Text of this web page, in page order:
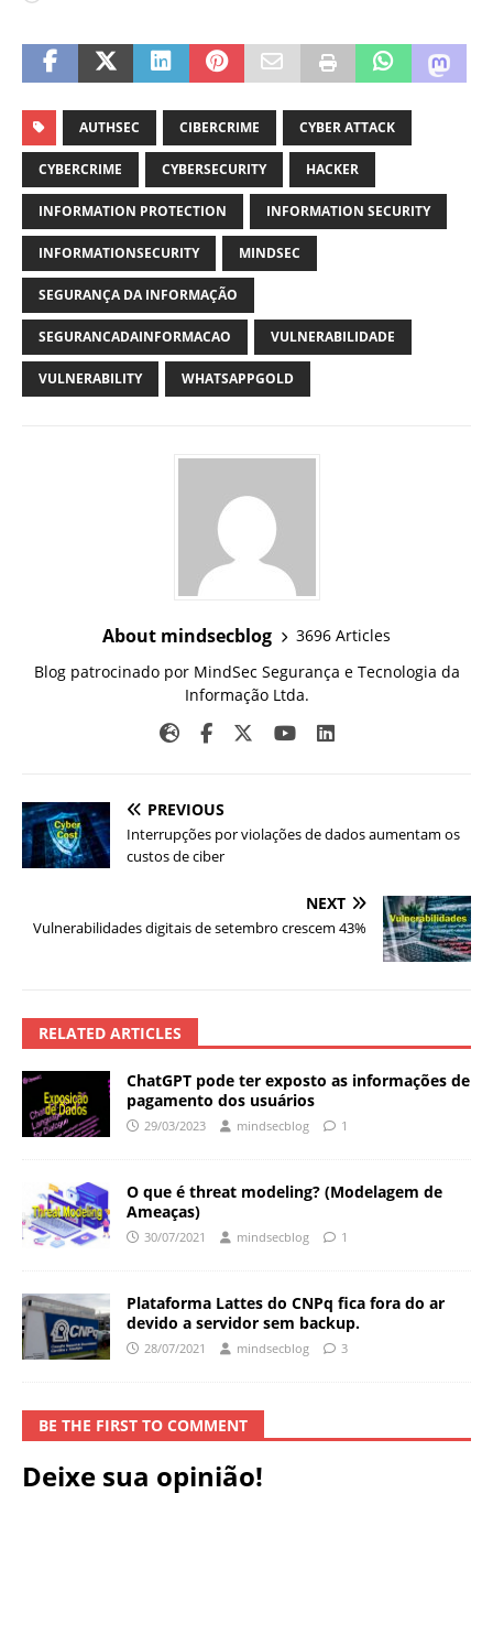
AUTHSEC CIBERCRIME CYBER ATTACK
CYBERCRIME CYBERSECURITY HACKER
INFORMATION PROTECTION INFORMATION SECURITY
INFORMATIONSECURITY MINDSEC
SEGURANÇA DA INFORMAÇÃO
SEGURANCADAINFORMACAO VULNERABILIDADE
VULNERABILITY WHATSAPPGOLD
About mindsecblog
3696 Articles
Blog patrocinado por MindSec Segurança e Tecnologia da
Informação Ltda.
PREVIOUS
Interrupções por violações de dados aumentam os
custos de ciber
NEXT
Vulnerabilidades digitais de setembro crescem 43%
RELATED ARTICLES
ChatGPT pode ter exposto as informações de
pagamento dos usuários
29/03/2023 mindsecblog 1
O que é threat modeling? (Modelagem de
Ameaças)
30/07/2021 mindsecblog 1
Plataforma Lattes do CNPq fica fora do ar
devido a servidor sem backup.
28/07/2021 mindsecblog 3
BE THE FIRST TO COMMENT
Deixe sua opinião!